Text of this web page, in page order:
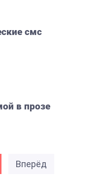
смс
в прозе
Вперёд